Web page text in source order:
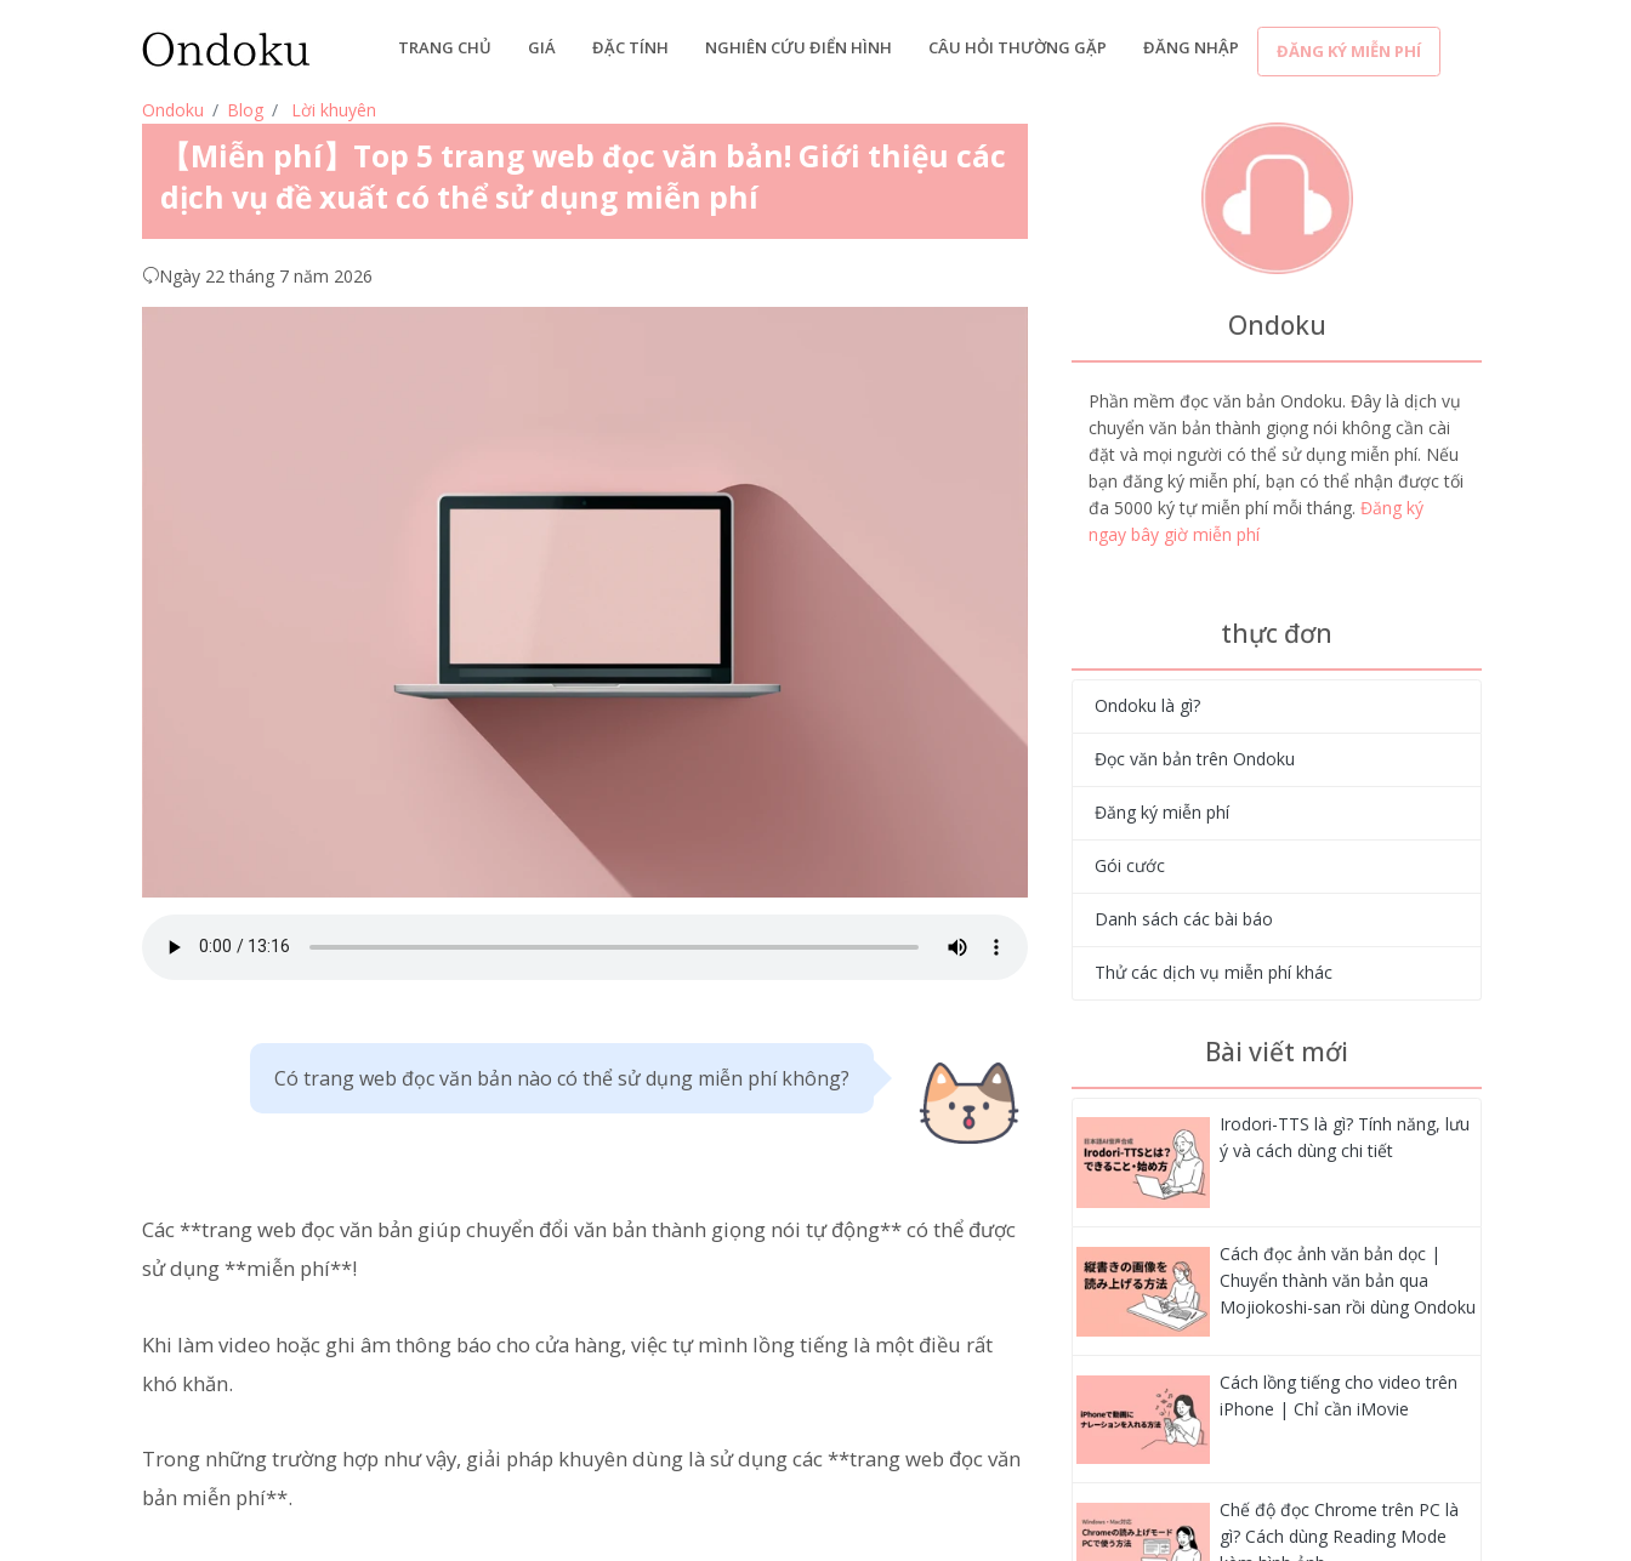
TRANG CHỦ GIÁ ĐẶC TÍNH NGHIÊN CỨU ĐIỂN HÌNH CÂU HỎI THƯỜNG GẶP ĐĂNG NHẬP ĐĂNG KÝ MIỄN PHÍ
Ondoku Blog Lời khuyên
【Miễn phí】Top 5 trang web đọc văn bản! Giới thiệu các
dịch vụ đề xuất có thể sử dụng miễn phí
Ngày 22 tháng 7 năm 2026
Có trang web đọc văn bản nào có thể sử dụng miễn phí không?
Các **trang web đọc văn bản giúp chuyển đổi văn bản thành giọng nói tự động** có thể được
sử dụng **miễn phí**!
Khi làm video hoặc ghi âm thông báo cho cửa hàng, việc tự mình lồng tiếng là một điều rất
khó khăn.
Trong những trường hợp như vậy, giải pháp khuyên dùng là sử dụng các **trang web đọc văn
bản miễn phí**.
Ondoku
Phần mềm đọc văn bản Ondoku. Đây là dịch vụ
chuyển văn bản thành giọng nói không cần cài
đặt và mọi người có thể sử dụng miễn phí. Nếu
bạn đăng ký miễn phí, bạn có thể nhận được tối
đa 5000 ký tự miễn phí mỗi tháng. Đăng ký
ngay bây giờ miễn phí
thực đơn
Ondoku là gì?
Đọc văn bản trên Ondoku
Đăng ký miễn phí
Gói cước
Danh sách các bài báo
Thử các dịch vụ miễn phí khác
Bài viết mới
Irodori-TTS là gì? Tính năng, lưu
ý và cách dùng chi tiết
Cách đọc ảnh văn bản dọc |
Chuyển thành văn bản qua
Mojiokoshi-san rồi dùng Ondoku
Cách lồng tiếng cho video trên
iPhone | Chỉ cần iMovie
Chế độ đọc Chrome trên PC là
gì? Cách dùng Reading Mode